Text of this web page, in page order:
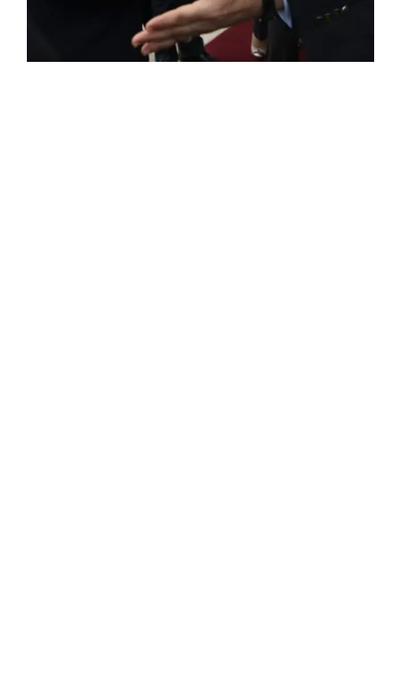
ROSE VALLAND, HEROÏNE DE LA RESISTANCE